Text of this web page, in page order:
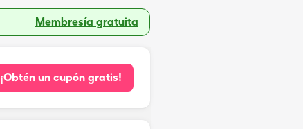
Membresía gratuita
¡Obtén un cupón gratis!